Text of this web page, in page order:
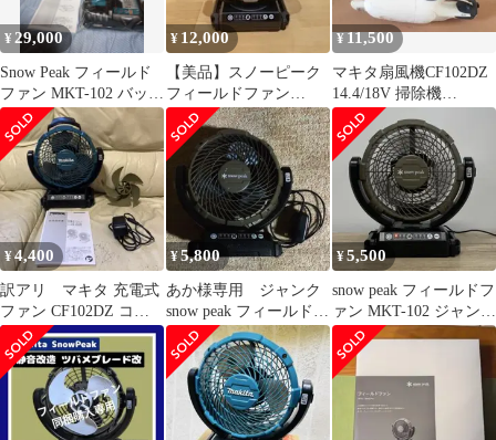
¥ 29,000
Snow Peak フィールド
ファン MKT-102 バッテ
リー充電器セット
¥ 12,000
【美品】スノーピーク
フィールドファン
MKT-102 マキタ ハンド
ルカスタム
¥11,500
マキタ扇風機CF102DZ
14.4/18V 掃除機
CL141FD 充電池セット
¥4,400
訳アリ マキタ 充電式
ファン CF102DZ コー
ドレス扇風機 オマケ
付き
¥5,800
あか様専用 ジャンク
snow peak フィールドフ
ァン MKT-102 マキタ
¥5,500
snow peak フィールドフ
ァン MKT-102 ジャンク
扱い E701